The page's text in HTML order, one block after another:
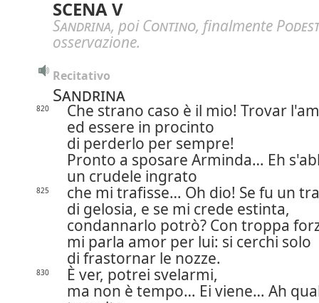
SCENA V
Sandrina, poiContino, finalmente
osservazione.
Recitativo
Sandrina
820
Che strano caso è il mio! Trovar
ed essere in procinto
di perderlo per sempre!
Pronto a sposare Arminda… Eh
un crudele ingrato
825
che mi trafisse… Oh dio! Se fu un
di gelosia, e se mi crede estinta,
condannarlo potrò? Con troppa
mi parla amor per lui: si cerchi solo
di frastornar le nozze.
830
È ver, potrei svelarmi,
ma non è tempo… Ei viene… Ah